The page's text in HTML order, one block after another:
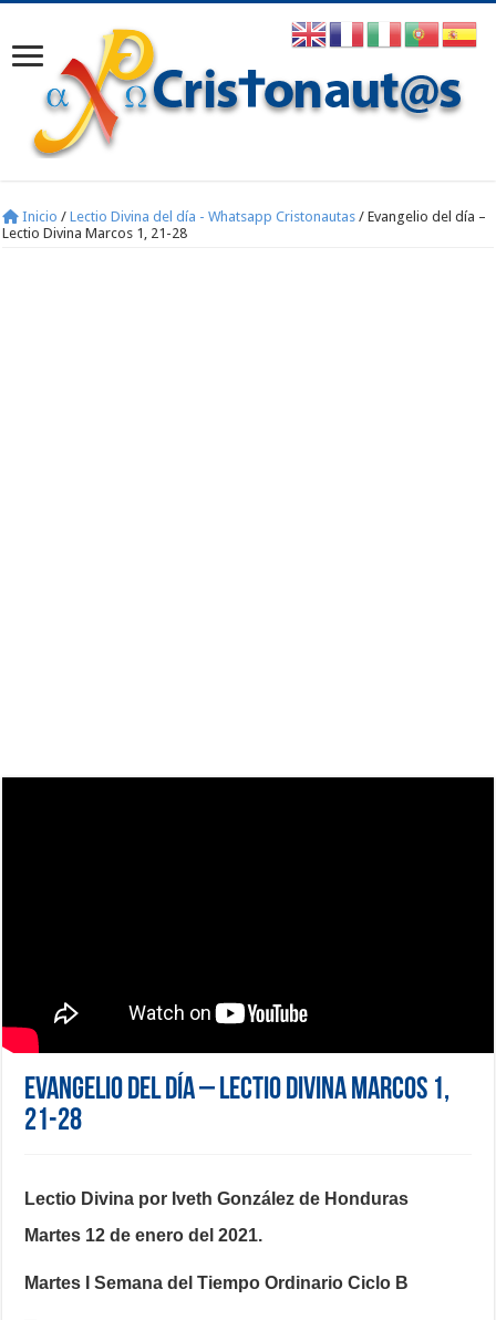
Inicio / Lectio Divina del día - Whatsapp Cristonautas / Evangelio del día –
Lectio Divina Marcos 1, 21-28
Evangelio del día – Lectio Divina Marcos 1,
21-28
Lectio Divina por Iveth González de Honduras
Martes 12 de enero del 2021.
Martes I Semana del Tiempo Ordinario Ciclo B